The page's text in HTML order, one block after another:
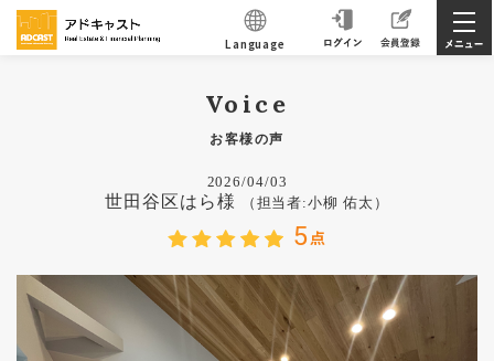
Language
Voice
お客様の声
2026/04/03
世田谷区はら様 （担当者:小柳 佑太）
5点